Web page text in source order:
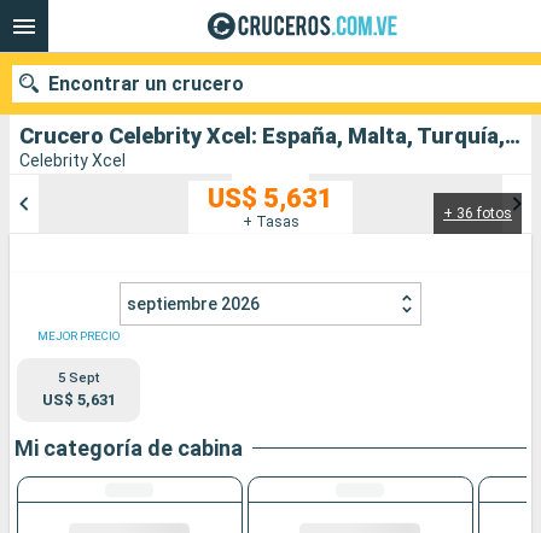
Crucero Celebrity Xcel: España, Malta, Turquía, Grecia salida desde Barcelona
Celebrity Xcel
+ 36 fotos
US$ 5,631
+ Tasas
septiembre 2026
MEJOR PRECIO
5 Sept
US$ 5,631
Mi categoría de cabina
Encontrar un crucero
Puertos Compañías